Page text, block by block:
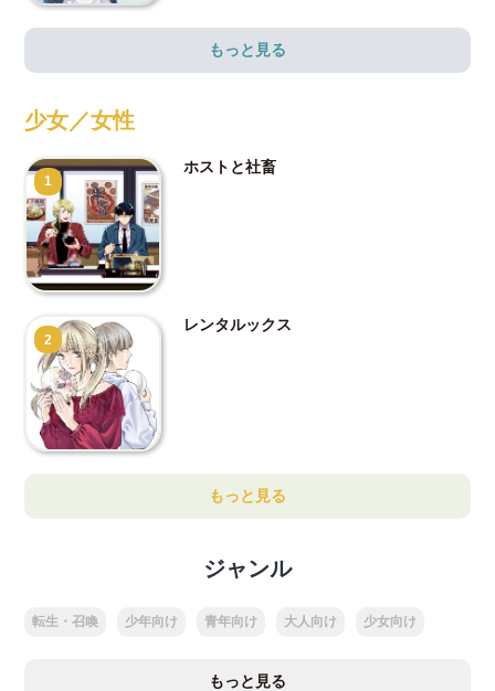
もっと見る
少女／女性
1
ホストと社畜
2
レンタルックス
もっと見る
ジャンル
転生・召喚 少年向け 青年向け 大人向け 少女向け
もっと見る